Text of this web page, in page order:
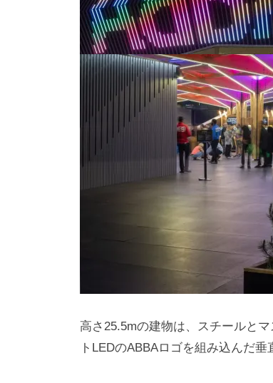
高さ25.5mの建物は、スチールと
トLEDのABBAロゴを組み込んだ